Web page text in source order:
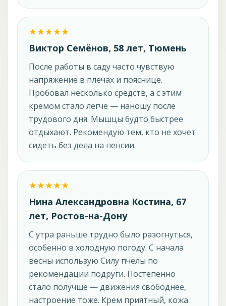
Виктор Семёнов, 58 лет, Тюмень
После работы в саду часто чувствую
напряжение в плечах и пояснице.
Пробовал несколько средств, а с этим
кремом стало легче — наношу после
трудового дня. Мышцы будто быстрее
отдыхают. Рекомендую тем, кто не хочет
сидеть без дела на пенсии.
Нина Александровна Костина, 67
лет, Ростов-на-Дону
С утра раньше трудно было разогнуться,
особенно в холодную погоду. С начала
весны использую Силу пчелы по
рекомендации подруги. Постепенно
стало получше — движения свободнее,
настроение тоже. Крем приятный, кожа